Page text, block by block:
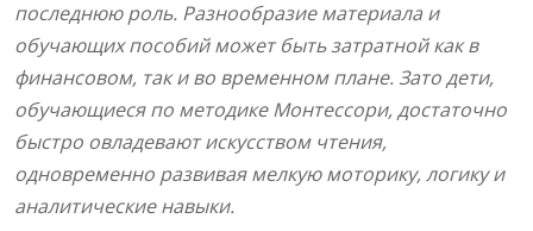
последнюю роль. Разнообразие материала и
обучающих пособий может быть затратной как в
финансовом, так и во временном плане. Зато дети,
обучающиеся по методике Монтессори, достаточно
быстро овладевают искусством чтения,
одновременно развивая мелкую моторику, логику и
аналитические навыки.